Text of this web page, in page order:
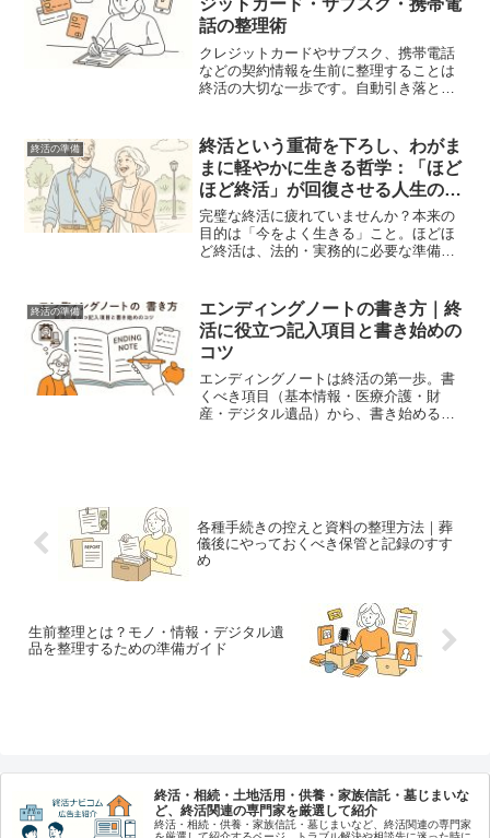
ジットカード・サブスク・携帯電
話の整理術
クレジットカードやサブスク、携帯電話
などの契約情報を生前に整理することは
終活の大切な一歩です。自動引き落とし
終活の準備
終活という重荷を下ろし、わがま
まに軽やかに生きる哲学：「ほど
ほど終活」が回復させる人生の即
興性
完璧な終活に疲れていませんか？本来の
目的は「今をよく生きる」こと。ほどほ
ど終活は、法的・実務的に必要な準備だ
終活の準備
エンディングノートの書き方｜終
活に役立つ記入項目と書き始めの
コツ
エンディングノートは終活の第一歩。書
くべき項目（基本情報・医療介護・財
産・デジタル遺品）から、書き始めるコ
各種手続きの控えと資料の整理方法｜葬
儀後にやっておくべき保管と記録のすす
め
生前整理とは？モノ・情報・デジタル遺
品を整理するための準備ガイド
終活・相続・土地活用・供養・家族信託・墓じまいな
ど、終活関連の専門家を厳選して紹介
終活・相続・供養・家族信託・墓じまいなど、終活関連の専門家